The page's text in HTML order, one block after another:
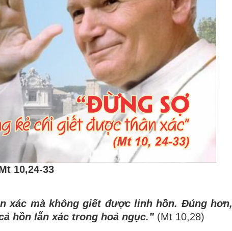
10,24-33
n xác màkhông giết được linh hồn. Đúng hơn,
ả hồn lẫn xác trong hoả ngục.” (Mt 10,28)